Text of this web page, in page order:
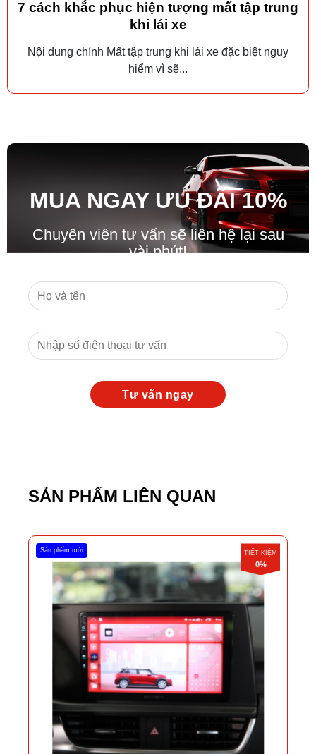
7 cách khắc phục hiện tượng mất tập trung
khi lái xe
Nội dung chính Mất tập trung khi lái xe đặc biệt nguy
hiểm vì sẽ...
MUA NGAY ƯU ĐÃI10%
Chuyên viên tư vấn sẽ liên hệ lại sau
vài phút!
SẢN PHẨM LIÊN QUAN
Sản phẩm mới TIẾT KIỆM
0%